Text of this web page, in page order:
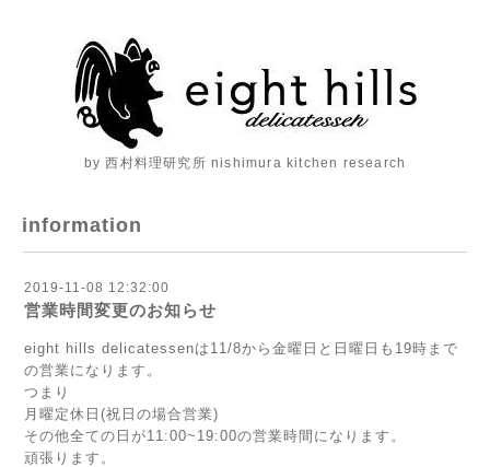
by 西村料理研究所 nishimura kitchen research
information
2019-11-08 12:32:00
営業時間変更のお知らせ
eight hills delicatessenは11/8から金曜日と日曜日も19時まで
の営業になります。
つまり
月曜定休日(祝日の場合営業)
その他全ての日が11:00~19:00の営業時間になります。
頑張ります。